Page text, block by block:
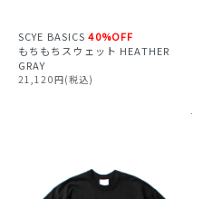
SCYE BASICS40%OFF
もちもちスウェット HEATHER
GRAY
21,120円(税込)